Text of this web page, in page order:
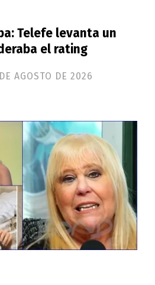
Telefe levanta un
el rating
AGOSTO DE 2026